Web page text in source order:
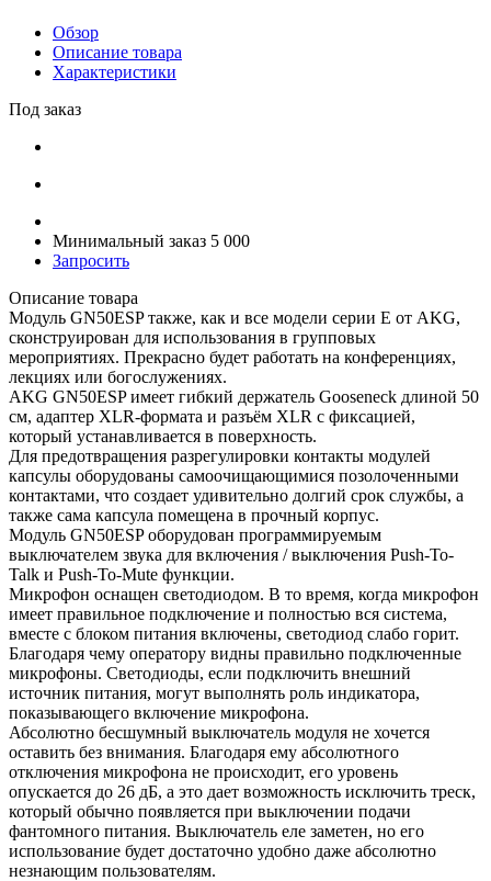
Обзор
Описание товара
Характеристики
Под заказ
Минимальный заказ 5 000
Запросить
Описание товара
Модуль GN50ESP также, как и все модели серии E от AKG,
сконструирован для использования в групповых
мероприятиях. Прекрасно будет работать на конференциях,
лекциях или богослужениях.
AKG GN50ESP имеет гибкий держатель Gooseneck длиной 50
см, адаптер XLR-формата и разъём XLR с фиксацией,
который устанавливается в поверхность.
Для предотвращения разрегулировки контакты модулей
капсулы оборудованы самоочищающимися позолоченными
контактами, что создает удивительно долгий срок службы, а
также сама капсула помещена в прочный корпус.
Модуль GN50ESP оборудован программируемым
выключателем звука для включения / выключения Push-To-
Talk и Push-To-Mute функции.
Микрофон оснащен светодиодом. В то время, когда микрофон
имеет правильное подключение и полностью вся система,
вместе с блоком питания включены, светодиод слабо горит.
Благодаря чему оператору видны правильно подключенные
микрофоны. Светодиоды, если подключить внешний
источник питания, могут выполнять роль индикатора,
показывающего включение микрофона.
Абсолютно бесшумный выключатель модуля не хочется
оставить без внимания. Благодаря ему абсолютного
отключения микрофона не происходит, его уровень
опускается до 26 дБ, а это дает возможность исключить треск,
который обычно появляется при выключении подачи
фантомного питания. Выключатель еле заметен, но его
использование будет достаточно удобно даже абсолютно
незнающим пользователям.